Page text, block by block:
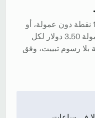
Standard بسبريد يبدأ من 1.2 نقطة دون عمولة، أو
Raw+‎ بسبريد من 0.0 مع عمولة 3.50 دولار لكل
رسوم تبييت، وفق